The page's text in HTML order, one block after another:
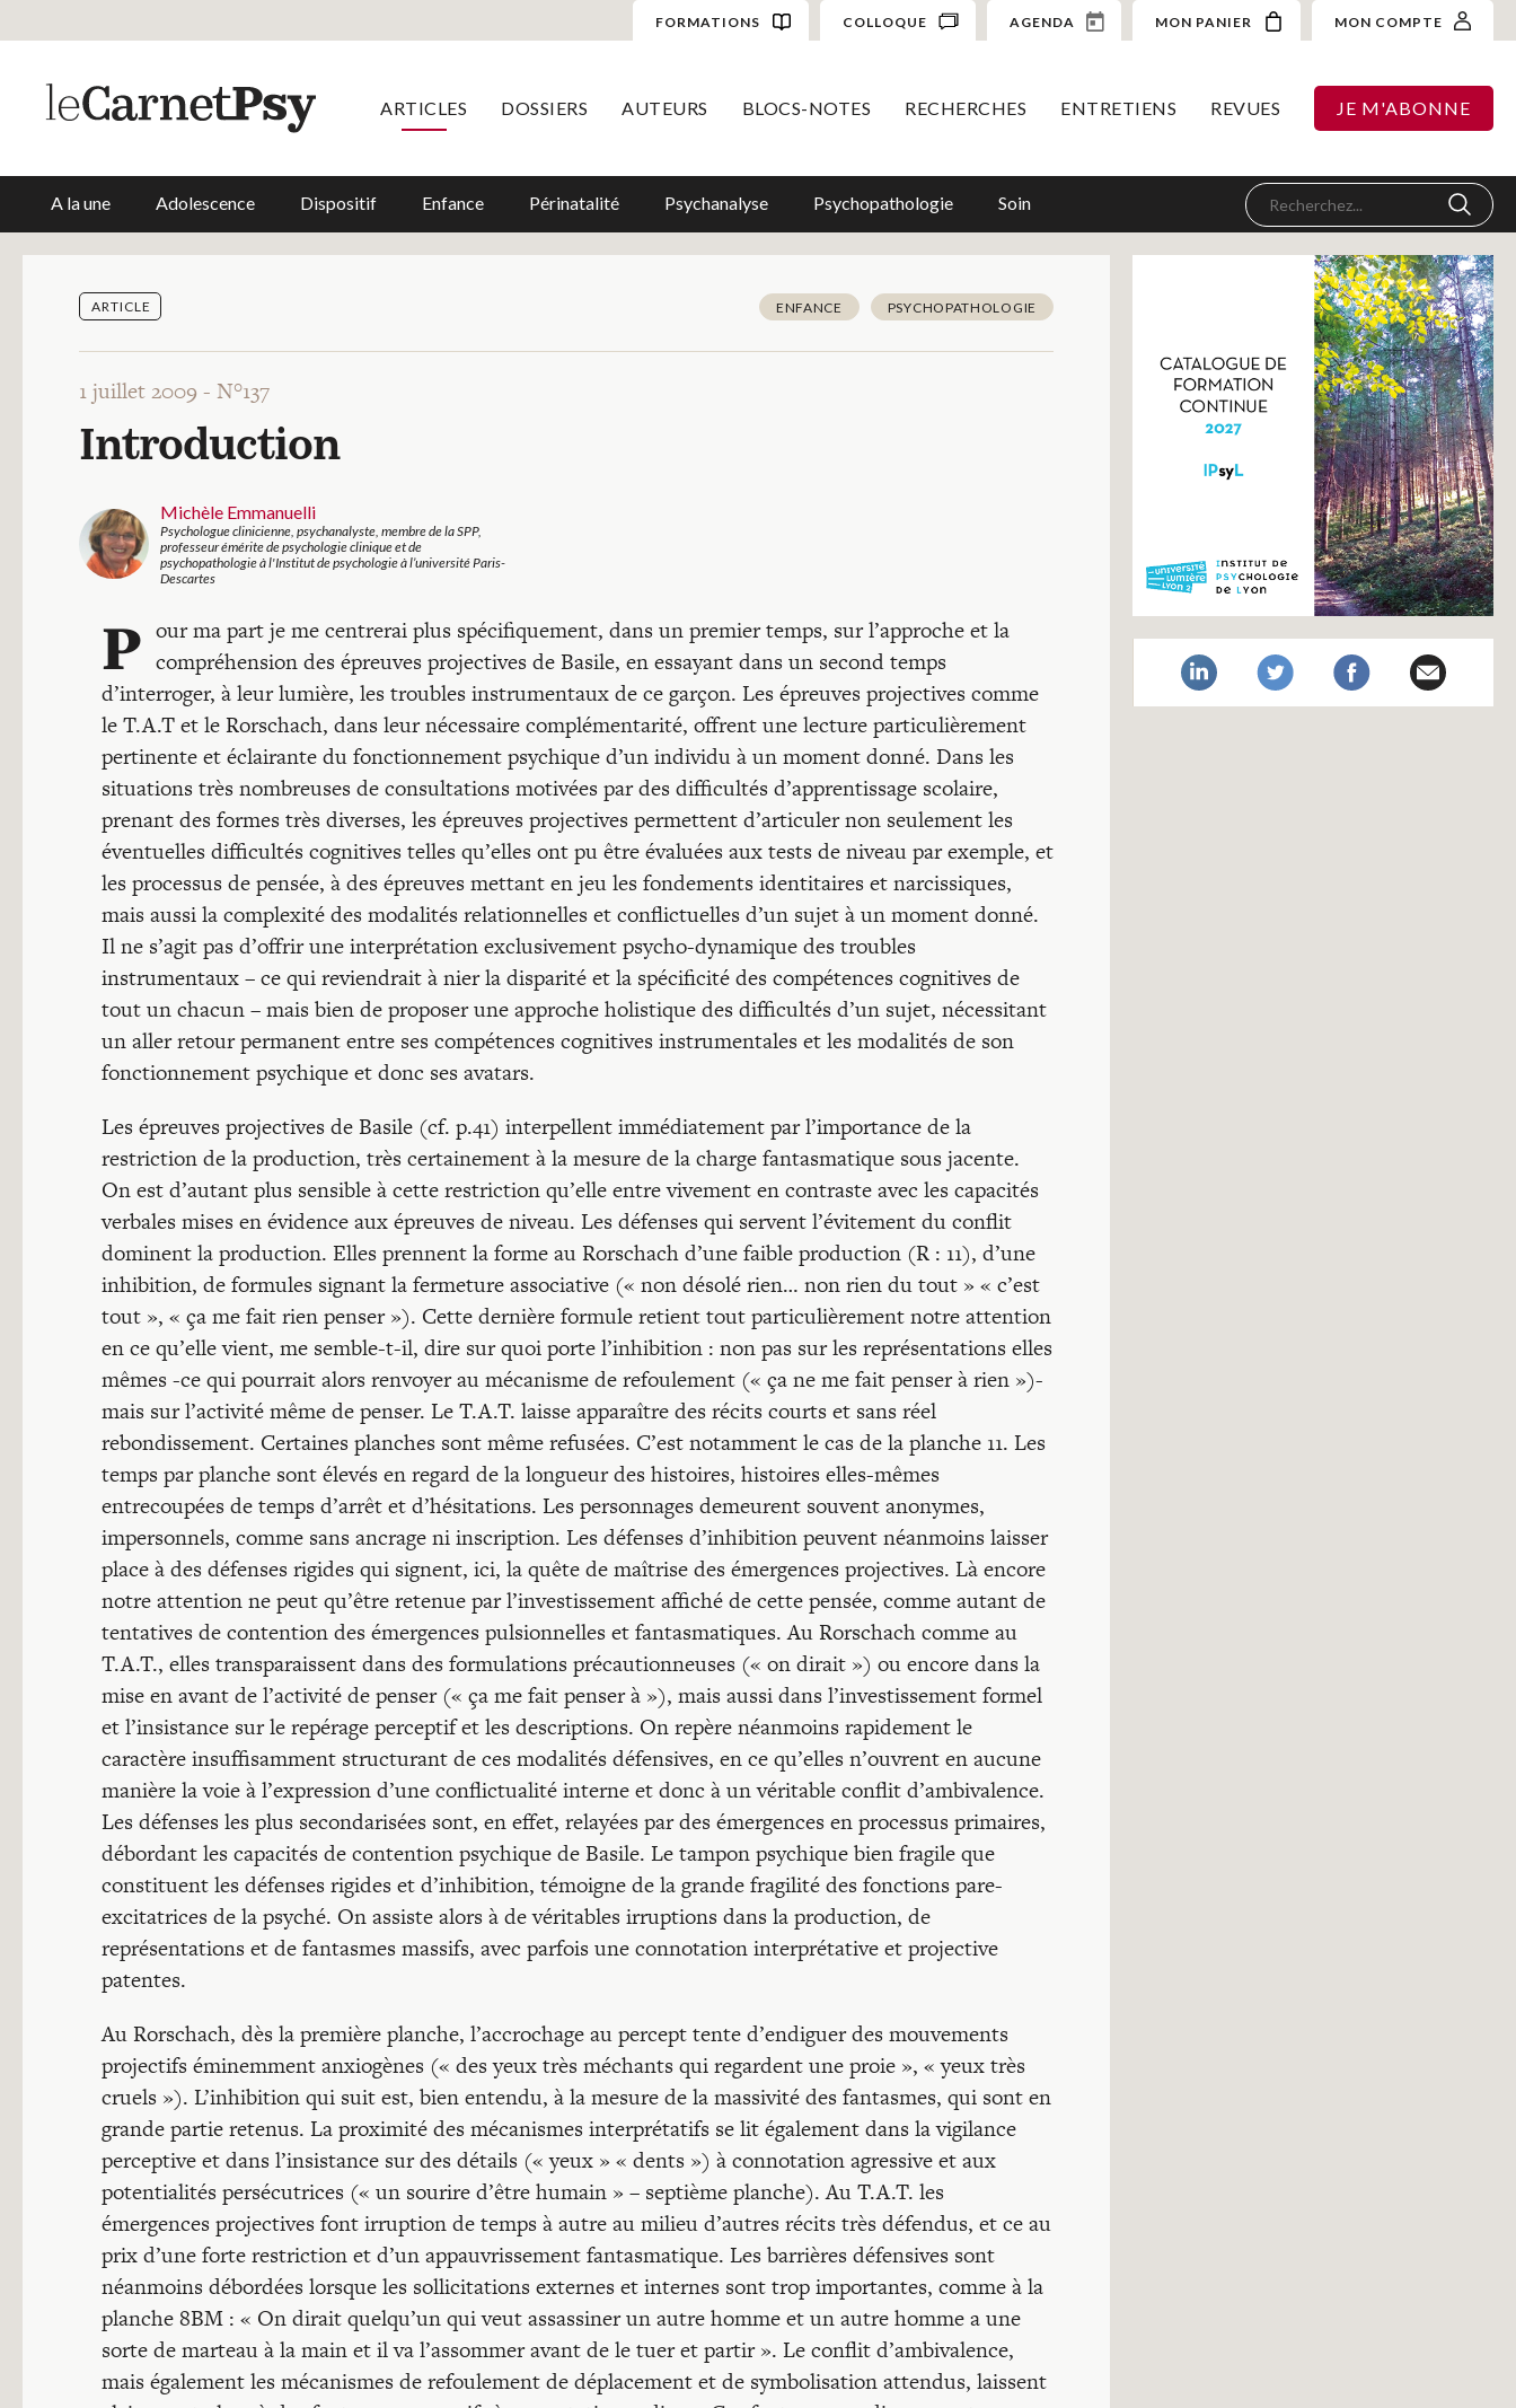
FORMATIONS COLLOQUE AGENDA MON PANIER MON COMPTE
ARTICLES DOSSIERS AUTEURS BLOCS-NOTES RECHERCHES ENTRETIENS REVUES JE M'ABONNE
A la une Adolescence Dispositif Enfance Périnatalité Psychanalyse Psychopathologie Soin
ARTICLE ENFANCE PSYCHOPATHOLOGIE
1 juillet 2009 - N°137
Introduction
Michèle Emmanuelli
Psychologue clinicienne, psychanalyste, membre de la SPP,
professeur émérite de psychologie clinique et de
psychopathologie à l'Institut de psychologie à l’université Paris-
Descartes
P our ma part je me centrerai plus spécifiquement, dans un premier temps, sur l’approche et la
compréhension des épreuves projectives de Basile, en essayant dans un second temps
d’interroger, à leur lumière, les troubles instrumentaux de ce garçon. Les épreuves projectives comme
le T.A.T et le Rorschach, dans leur nécessaire complémentarité, offrent une lecture particulièrement
pertinente et éclairante du fonctionnement psychique d’un individu à un moment donné. Dans les
situations très nombreuses de consultations motivées par des difficultés d’apprentissage scolaire,
prenant des formes très diverses, les épreuves projectives permettent d’articuler non seulement les
éventuelles difficultés cognitives telles qu’elles ont pu être évaluées aux tests de niveau par exemple, et
les processus de pensée, à des épreuves mettant en jeu les fondements identitaires et narcissiques,
mais aussi la complexité des modalités relationnelles et conflictuelles d’un sujet à un moment donné.
Il ne s’agit pas d’offrir une interprétation exclusivement psycho-dynamique des troubles
instrumentaux – ce qui reviendrait à nier la disparité et la spécificité des compétences cognitives de
tout un chacun – mais bien de proposer une approche holistique des difficultés d’un sujet, nécessitant
un aller retour permanent entre ses compétences cognitives instrumentales et les modalités de son
fonctionnement psychique et donc ses avatars.
Les épreuves projectives de Basile (cf. p.41) interpellent immédiatement par l’importance de la
restriction de la production, très certainement à la mesure de la charge fantasmatique sous jacente.
On est d’autant plus sensible à cette restriction qu’elle entre vivement en contraste avec les capacités
verbales mises en évidence aux épreuves de niveau. Les défenses qui servent l’évitement du conflit
dominent la production. Elles prennent la forme au Rorschach d’une faible production (R : 11), d’une
inhibition, de formules signant la fermeture associative (« non désolé rien… non rien du tout » « c’est
tout », « ça me fait rien penser »). Cette dernière formule retient tout particulièrement notre attention
en ce qu’elle vient, me semble-t-il, dire sur quoi porte l’inhibition : non pas sur les représentations elles
mêmes -ce qui pourrait alors renvoyer au mécanisme de refoulement (« ça ne me fait penser à rien »)-
mais sur l’activité même de penser. Le T.A.T. laisse apparaître des récits courts et sans réel
rebondissement. Certaines planches sont même refusées. C’est notamment le cas de la planche 11. Les
temps par planche sont élevés en regard de la longueur des histoires, histoires elles-mêmes
entrecoupées de temps d’arrêt et d’hésitations. Les personnages demeurent souvent anonymes,
impersonnels, comme sans ancrage ni inscription. Les défenses d’inhibition peuvent néanmoins laisser
place à des défenses rigides qui signent, ici, la quête de maîtrise des émergences projectives. Là encore
notre attention ne peut qu’être retenue par l’investissement affiché de cette pensée, comme autant de
tentatives de contention des émergences pulsionnelles et fantasmatiques. Au Rorschach comme au
T.A.T., elles transparaissent dans des formulations précautionneuses (« on dirait ») ou encore dans la
mise en avant de l’activité de penser (« ça me fait penser à »), mais aussi dans l’investissement formel
et l’insistance sur le repérage perceptif et les descriptions. On repère néanmoins rapidement le
caractère insuffisamment structurant de ces modalités défensives, en ce qu’elles n’ouvrent en aucune
manière la voie à l’expression d’une conflictualité interne et donc à un véritable conflit d’ambivalence.
Les défenses les plus secondarisées sont, en effet, relayées par des émergences en processus primaires,
débordant les capacités de contention psychique de Basile. Le tampon psychique bien fragile que
constituent les défenses rigides et d’inhibition, témoigne de la grande fragilité des fonctions pare-
excitatrices de la psyché. On assiste alors à de véritables irruptions dans la production, de
représentations et de fantasmes massifs, avec parfois une connotation interprétative et projective
patentes.
Au Rorschach, dès la première planche, l’accrochage au percept tente d’endiguer des mouvements
projectifs éminemment anxiogènes (« des yeux très méchants qui regardent une proie », « yeux très
cruels »). L’inhibition qui suit est, bien entendu, à la mesure de la massivité des fantasmes, qui sont en
grande partie retenus. La proximité des mécanismes interprétatifs se lit également dans la vigilance
perceptive et dans l’insistance sur des détails (« yeux » « dents ») à connotation agressive et aux
potentialités persécutrices (« un sourire d’être humain » – septième planche). Au T.A.T. les
émergences projectives font irruption de temps à autre au milieu d’autres récits très défendus, et ce au
prix d’une forte restriction et d’un appauvrissement fantasmatique. Les barrières défensives sont
néanmoins débordées lorsque les sollicitations externes et internes sont trop importantes, comme à la
planche 8BM : « On dirait quelqu’un qui veut assassiner un autre homme et un autre homme a une
sorte de marteau à la main et il va l’assommer avant de le tuer et partir ». Le conflit d’ambivalence,
mais également les mécanismes de refoulement de déplacement et de symbolisation attendus, laissent